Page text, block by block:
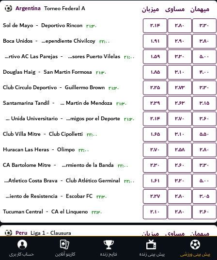
Argentina Torneo Federal A میزبان مساوی میهمان
Sol de Mayo - Deportivo Rincon ۲۱:۳۰ ۲.۱۴ ۲.۸۰ ۳.۳۰
Boca Unidos - Independiente Chivilcoy ۲۲:۰۰ ۱.۹۱ ۲.۹۰ ۳.۸۰
Sportivo AC Las Parejas - Defensores Puerto Vilelas ۲۱:۰۰ ۱.۵۹ ۳.۳۰ ۵.۰۰
Douglas Haig - San Martin Formosa ۲۱:۳۰ ۱.۸۵ ۳.۱۰ ۴.۰۰
Club Circulo Deportivo - Guillermo Brown ۲۱:۳۰ ۲.۲۵ ۲.۷۳ ۳.۳۰
Santamarina Tandil - San Martin de Mendoza ۲۱:۳۰ ۲.۳۹ ۲.۶۳ ۳.۱۵
Juventud Unida Universitario - Fundación Amigos por el Deporte ۲۱:۳۰ ۲.۱۴ ۲.۷۰ ۳.۶۰
Club Villa Mitre - Club Cipolletti ۲۲:۰۰ ۱.۶۵ ۳.۱۰ ۵.۵۰
Huracan Las Heras - Olimpo ۲۲:۰۰ ۲.۷۰ ۲.۵۸ ۲.۸۰
CA Bartolome Mitre - CA Sarmiento de la Banda ۲۲:۰۰ ۲.۳۰ ۲.۶۰ ۳.۳۰
Club Atletico Costa Brava - Club Atlético Germinal ۲۲:۰۰ ۱.۶۱ ۳.۲۰ ۵.۰۰
CA Sarmiento de Resistencia - Escobar FC ۲۲:۳۰ ۲.۲۷ ۲.۸۰ ۳.۰۵
Tucuman Central - CA el Linqueno ۲۲:۳۰ ۲.۱۰ ۲.۸۰ ۳.۶۰
Peru Liga 1 - Clausura میزبان مساوی میهمان
-Asociacion Deportiva Tarma ۱.۹۳ ۳.۶۰
پیش بینی ورزشی پیش بینی زنده نتایج زنده کازینو آنلاین حساب کاربری